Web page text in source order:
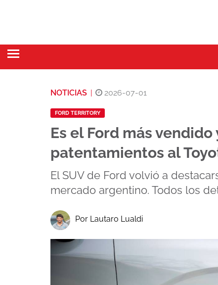
NOTICIAS 2026-07-01
FORD TERRITORY
Es el Ford más
patentamientos al
El SUV de Ford volvió a
mercado argentino. Todos los
Por Lautaro Lualdi